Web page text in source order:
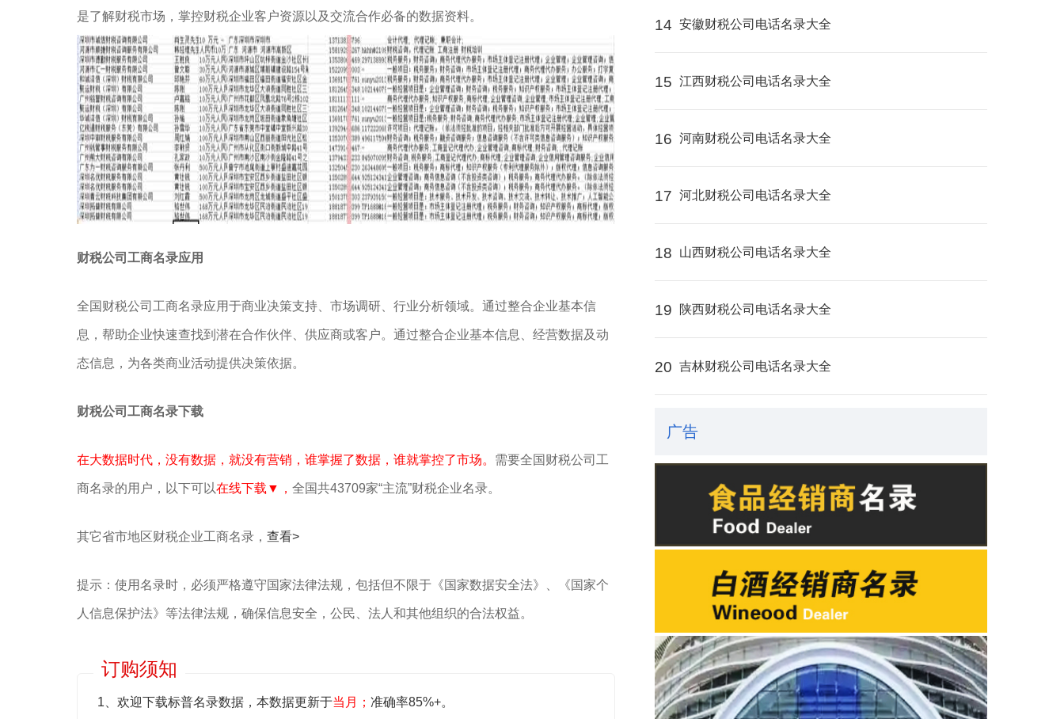
是了解财税市场，掌控财税企业客户资源以及交流合作必备的数据资料。
财税公司工商名录应用
全国财税公司工商名录应用于商业决策支持、市场调研、行业分析领域。通过整合企业基本信
息，帮助企业快速查找到潜在合作伙伴、供应商或客户。通过整合企业基本信息、经营数据及动
态信息，为各类商业活动提供决策依据。
财税公司工商名录下载
在大数据时代，没有数据，就没有营销，谁掌握了数据，谁就掌控了市场。 需要全国财税公司工
商名录的用户，以下可以在线下载▼， 全国共43709家“主流”财税企业名录。
其它省市地区财税企业工商名录， 查看>
提示：使用名录时，必须严格遵守国家法律法规，包括但不限于《国家数据安全法》、《国家个
人信息保护法》等‌法律法规，确保信息安全，公民、法人和其他组织的合法权益。
订购须知
1、欢迎下载标普名录数据，本数据更新于当月； 准确率85%+。
14 安徽财税公司电话名录大全
15 江西财税公司电话名录大全
16 河南财税公司电话名录大全
17 河北财税公司电话名录大全
18 山西财税公司电话名录大全
19 陕西财税公司电话名录大全
20 吉林财税公司电话名录大全
广告